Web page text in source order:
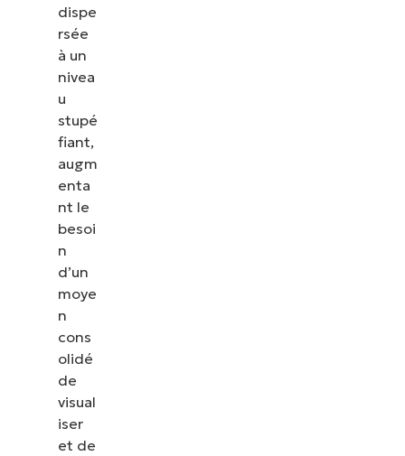
de NinjaOne
dispe
rsée
à un
nivea
u
stupé
fiant,
augm
enta
nt le
besoi
n
d’un
moye
n
cons
olidé
de
visual
iser
et de